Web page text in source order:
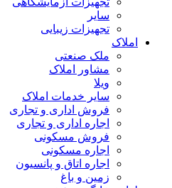
سایر
تجهیزات زیبایی
املاک
ملک صنعتی
مشاور املاک
ویلا
سایر خدمات املاک
فروش اداری و تجاری
اجاره اداری و تجاری
فروش مسکونی
اجاره مسکونی
اجاره اتاق و پانسیون
زمین و باغ